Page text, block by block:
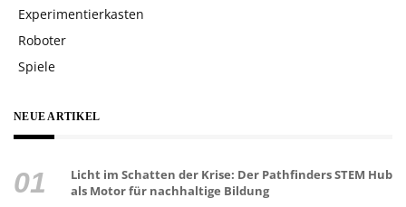
Experimentierkasten
Roboter
Spiele
NEUE ARTIKEL
Licht im Schatten der Krise: Der Pathfinders STEM Hub
als Motor für nachhaltige Bildung